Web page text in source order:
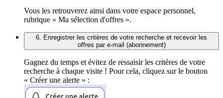
Vous les retrouverez ainsi dans votre espace personnel,
rubrique « Ma sélection d'offres ».
6. Enregistrer les critères de votre recherche et recevoir les
offres par e-mail (abonnement)
Gagnez du temps et évitez de ressaisir les critères de votre
recherche à chaque visite ! Pour cela, cliquez sur le bouton
« Créer une alerte » :